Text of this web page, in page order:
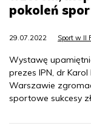
pokoleń
29.07.2022 Sport w II
Wystawę
prezes IPN, dr
Warszawie
sportowe sukcesy